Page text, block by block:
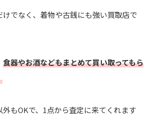
でなく、着物や古銭にも強い買取店で
食器やお酒などもまとめて買い取ってもら
もOKで、1点から査定に来てくれます